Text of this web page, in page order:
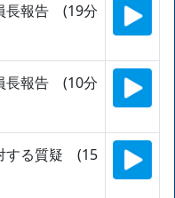
長報告 (19分
長報告 (10分
する質疑 (15